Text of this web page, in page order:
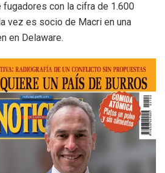
fugadores con la cifra de 1.600
vez es socio de Macri en una
en Delaware.